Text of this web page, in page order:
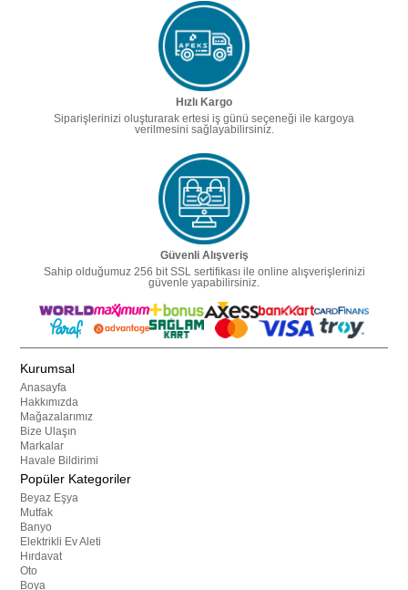
Hızlı Kargo
Siparişlerinizi oluşturarak ertesi iş günü seçeneği ile kargoya
verilmesini sağlayabilirsiniz.
Güvenli Alışveriş
Sahip olduğumuz 256 bit SSL sertifikası ile online alışverişlerinizi
güvenle yapabilirsiniz.
Kurumsal
Anasayfa
Hakkımızda
Mağazalarımız
Bize Ulaşın
Markalar
Havale Bildirimi
Popüler Kategoriler
Beyaz Eşya
Mutfak
Banyo
Elektrikli Ev Aleti
Hırdavat
Oto
Boya